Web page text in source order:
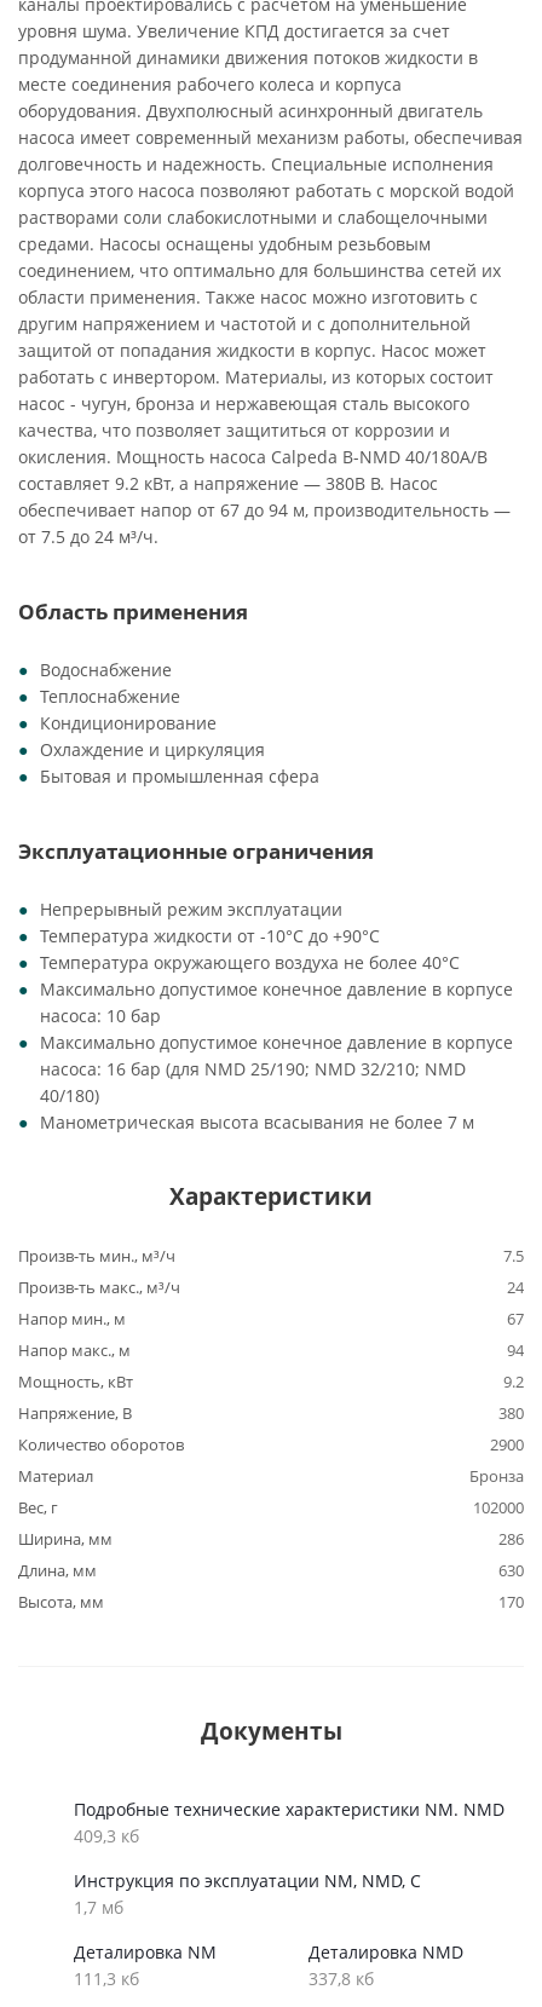
уровня шума. Увеличение КПД достигается за счет
продуманной динамики движения потоков жидкости в
месте соединения рабочего колеса и корпуса
оборудования. Двухполюсный асинхронный двигатель
насоса имеет современный механизм работы, обеспечивая
долговечность и надежность. Специальные исполнения
корпуса этого насоса позволяют работать с морской водой
растворами соли слабокислотными и слабощелочными
средами. Насосы оснащены удобным резьбовым
соединением, что оптимально для большинства сетей их
области применения. Также насос можно изготовить с
другим напряжением и частотой и с дополнительной
защитой от попадания жидкости в корпус. Насос может
работать с инвертором. Материалы, из которых состоит
насос - чугун, бронза и нержавеющая сталь высокого
качества, что позволяет защититься от коррозии и
окисления. Мощность насоса Calpeda B-NMD 40/180A/B
составляет 9.2 кВт, а напряжение — 380В В. Насос
обеспечивает напор от 67 до 94 м, производительность —
от 7.5 до 24 м³/ч.
Область применения
Водоснабжение
Теплоснабжение
Кондиционирование
Охлаждение и циркуляция
Бытовая и промышленная сфера
Эксплуатационные ограничения
Непрерывный режим эксплуатации
Температура жидкости от -10°C до +90°C
Температура окружающего воздуха не более 40°C
Максимально допустимое конечное давление в корпусе
насоса: 10 бар
Максимально допустимое конечное давление в корпусе
насоса: 16 бар (для NMD 25/190; NMD 32/210; NMD
40/180)
Манометрическая высота всасывания не более 7 м
Характеристики
Произв-ть мин., м³/ч
7.5
Произв-ть макс., м³/ч
24
Напор мин., м
67
Напор макс., м
94
Мощность, кВт
9.2
Напряжение, В
380
Количество оборотов
2900
Материал
Бронза
Вес, г
102000
Ширина, мм
286
Длина, мм
630
Высота, мм
170
Документы
Подробные технические характеристики NM. NMD
409,3 кб
Инструкция по эксплуатации NM, NMD, C
1,7 мб
Деталировка NM
111,3 кб
Деталировка NMD
337,8 кб